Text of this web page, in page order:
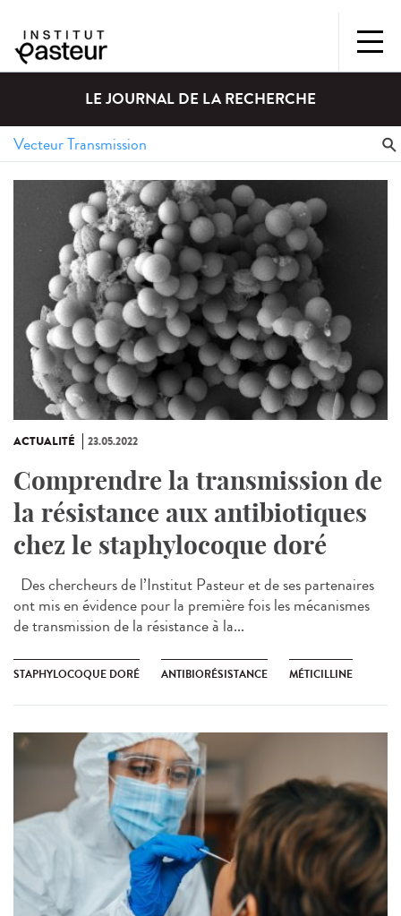
LE JOURNAL DE LA RECHERCHE
ACTUALITÉ 23.05.2022
Comprendre la transmission de
la résistance aux antibiotiques
chez le staphylocoque doré
Des chercheurs de l’Institut Pasteur et de ses partenaires
ont mis en évidence pour la première fois les mécanismes
de transmission de la résistance à la...
STAPHYLOCOQUE DORÉ ANTIBIORÉSISTANCE MÉTICILLINE